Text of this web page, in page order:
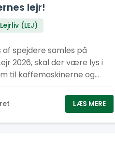
lejr!
(LEJ)
af spejdere samles på
2026, skal der være lys i
til kaffemaskinerne og
LÆS MERE